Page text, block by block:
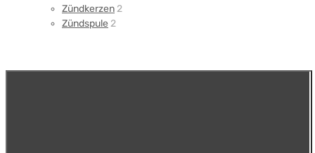
Zündkerzen2
Zündspule 2